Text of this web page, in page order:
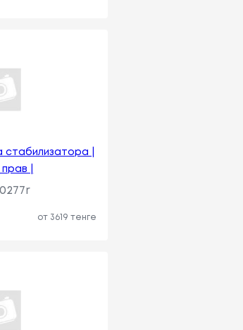
стабилизатора |
|
от 3619 тенге